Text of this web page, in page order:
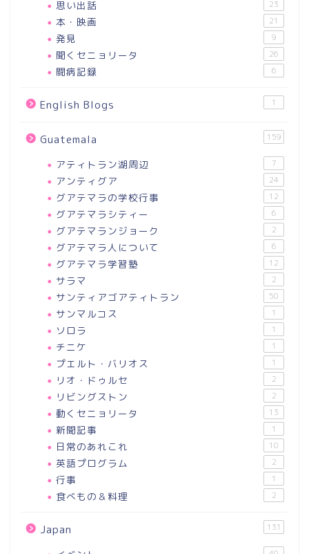
思い出話 23
本・映画 21
発見 9
聞くセニョリータ 26
闘病記録 6
English Blogs 1
Guatemala 159
アティトラン湖周辺 7
アンティグア 24
グアテマラの学校行事 12
グアテマラシティー 6
グアテマランジョーク 2
グアテマラ人について 6
グアテマラ学習塾 12
サラマ 2
サンティアゴアティトラン 50
サンマルコス 1
ソロラ 1
チニケ 1
プエルト・バリオス 1
リオ・ドゥルセ 2
リビングストン 2
動くセニョリータ 13
新聞記事 1
日常のあれこれ 10
英語プログラム 2
行事 1
食べもの＆料理 2
Japan 131